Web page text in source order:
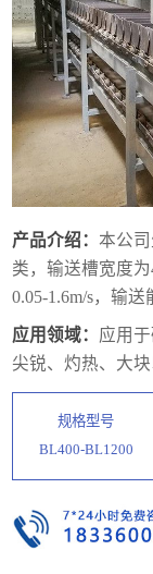
产品介绍：本公
类，输送槽宽度
0.05-1.6m/s，输送
应用领域： 应用
尖锐、灼热、大
规格型号
BL400-BL1200